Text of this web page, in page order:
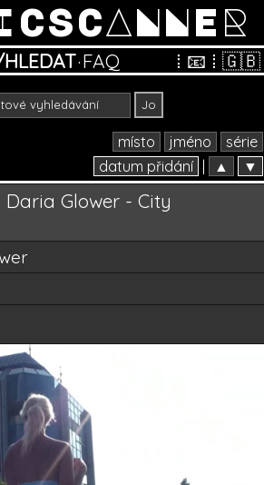
·FAQ ⁞ 📧 ⁞ 🇬🇧
místo jméno
série
datum přidání
▲ ▼
Glower - City